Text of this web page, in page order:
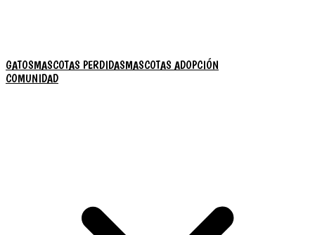
GATOSMASCOTAS PERDIDASMASCOTAS ADOPCIÓN
COMUNIDAD